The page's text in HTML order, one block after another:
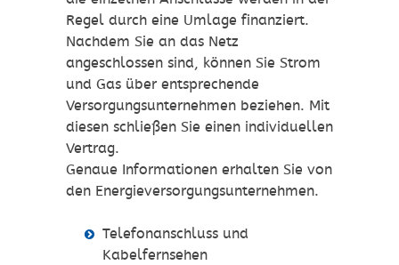
Regel durch eine Umlage finanziert.
Nachdem Sie an das Netz
angeschlossen sind, können Sie Strom
und Gas über entsprechende
Versorgungsunternehmen beziehen. Mit
diesen schließen Sie einen individuellen
Vertrag.
Genaue Informationen erhalten Sie von
den Energieversorgungsunternehmen.
Telefonanschluss und
Kabelfernsehen